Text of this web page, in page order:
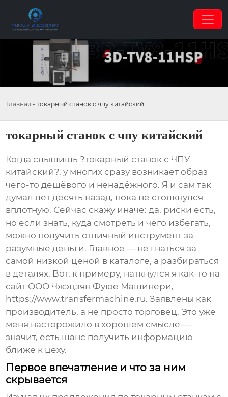
Главная - токарный станок с чпу китайский
токарный станок с чпу китайский
Когда слышишь ?токарный станок с ЧПУ
китайский?, у многих сразу возникает образ
чего-то дешёвого и ненадёжного. Я и сам так
думал лет десять назад, пока не столкнулся
вплотную. Сейчас скажу иначе: да, риски есть,
но если знать, куда смотреть и чего избегать,
можно получить отличный инструмент за
разумные деньги. Главное — не гнаться за
самой низкой ценой в каталоге, а разбираться
в деталях. Вот, к примеру, наткнулся я как-то на
сайт ООО Чжэцзян Фуюе Машинери,
https://www.transfermachine.ru. Заявлены как
производитель, а не просто торговец. Это уже
меня насторожило в хорошем смысле —
значит, есть шанс получить информацию
ближе к цеху.
Первое впечатление и что за ним
скрывается